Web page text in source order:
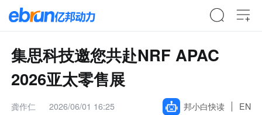
集思科技邀您共赴NRF APAC
2026亚太零售展
龚作仁 2026/06/01 16:25 邦小白快读 EN